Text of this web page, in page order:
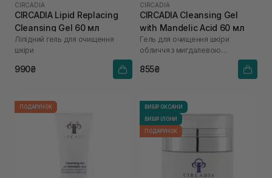
CIRCADIA
CIRCADIA Lipid Replacing
Cleansing Gel 60 мл
Ліпідний гель для очищення
шкіри
990₴
CIRCADIA
CIRCADIA Cleansing Gel
with Mandelic Acid 60 мл
Гель для очищення шкіри
обличчя з мигдалевою
855₴
ПОДАРУНОК
ВИБІР ОКСАНИ
ВИБІР ІЛОНИ
ПОДАРУНОК